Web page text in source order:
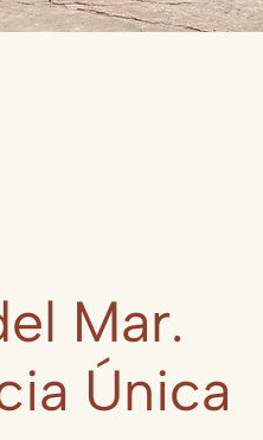
Mar.
Única